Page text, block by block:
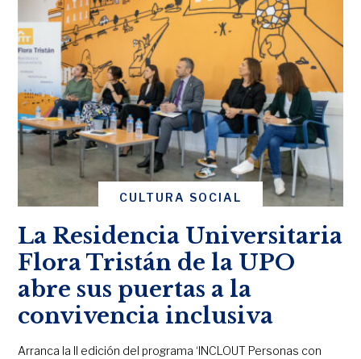
CULTURA SOCIAL
La Residencia Universitaria
Flora Tristán de la UPO
abre sus puertas a la
convivencia inclusiva
Arranca la II edición del programa ‘INCLOUT Personas con